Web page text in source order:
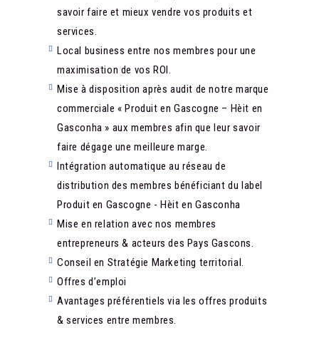
savoir faire et mieux vendre vos produits et
services.
Local business entre nos membres pour une
maximisation de vos ROI.
Mise à disposition après audit de notre marque
commerciale « Produit en Gascogne – Hèit en
Gasconha » aux membres afin que leur savoir
faire dégage une meilleure marge.
Intégration automatique au réseau de
distribution des membres bénéficiant du label
Produit en Gascogne - Hèit en Gasconha
Mise en relation avec nos membres
entrepreneurs & acteurs des Pays Gascons.
Conseil en Stratégie Marketing territorial.
Offres d’emploi
Avantages préférentiels via les offres produits
& services entre membres.